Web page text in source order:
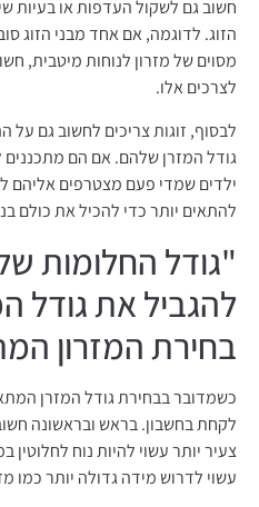
חשוב גם לשקול העדפות או בעיות
הזוג. לדוגמה, אם אחד מבני הזוג
מסוים של מזרון לנוחות מיטבית,
לצרכים אלו.
לבסוף, זוגות צריכים לחשוב גם
גודל המזרן שלהם. אם הם
ילדים שמדי פעם מצטרפים אליהם
להתאים יותר כדי להכיל את כולם
"גודל החלומות
להגביל את גודל
בחירת המזרון
כשמדובר בבחירת גודל המזרן
לקחת בחשבון. בראש ובראשונה
עשוי לדרוש מידה גדולה יותר כמו